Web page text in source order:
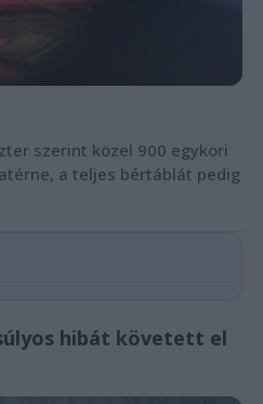
szerint közel 900 egykori
a teljes bértáblát pedig
hibát követett el